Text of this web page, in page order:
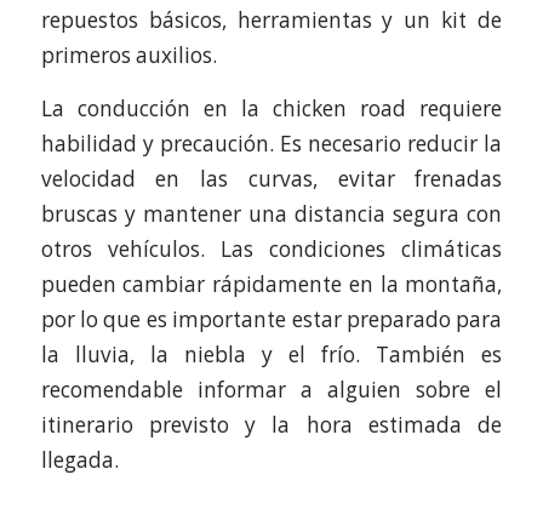
repuestos básicos, herramientas y un kit de
primeros auxilios.
La conducción en la chicken road requiere
habilidad y precaución. Es necesario reducir la
velocidad en las curvas, evitar frenadas
bruscas y mantener una distancia segura con
otros vehículos. Las condiciones climáticas
pueden cambiar rápidamente en la montaña,
por lo que es importante estar preparado para
la lluvia, la niebla y el frío. También es
recomendable informar a alguien sobre el
itinerario previsto y la hora estimada de
llegada.